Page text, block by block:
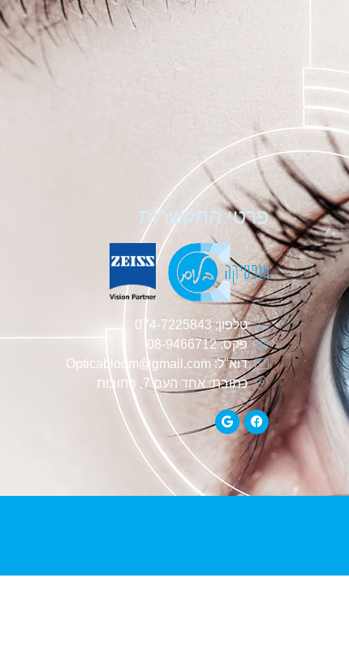
פרטי התקשרות
טלפון: 074-7225843
פקס: 08-9466712
דוא"ל: Opticabloom@gmail.com
כתובת: אחד העם 7, רחובות